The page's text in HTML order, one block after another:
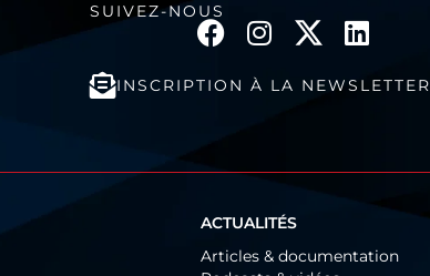
SUIVEZ-NOUS
INSCRIPTION À LA NEWSLETTER
ACTUALITÉS
Articles & documentation